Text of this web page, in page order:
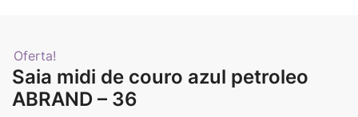
Oferta!
Saia midi de couro azul petroleo
ABRAND – 36